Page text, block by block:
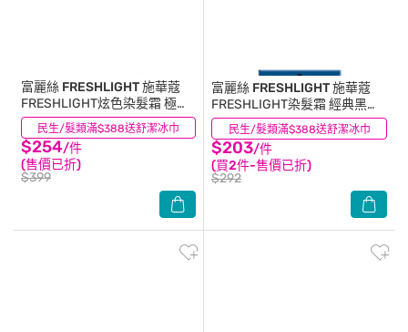
民生/髮類滿$388送舒潔冰巾
富麗絲 FRESHLIGHT施華蔻
FRESHLIGHT炫色染髮霜 極光
紫
$254/件
(售價已折)
$399
(3) 民生/髮類滿$388送舒潔冰巾
富麗絲 FRESHLIGHT施華蔻
FRESHLIGHT染髮霜 經典黑曜
藍
$203/件
(買2件-售價已折)
$292
(3)